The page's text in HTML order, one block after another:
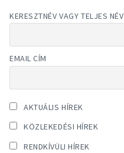
KERESZTNÉV VAGY TELJES NÉV
EMAIL CÍM
AKTUÁLIS HÍREK
KÖZLEKEDÉSI HÍREK
RENDKÍVÜLI HÍREK